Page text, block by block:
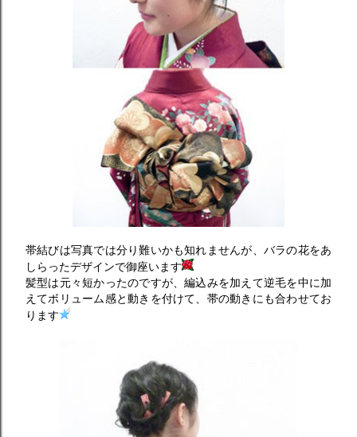
帯結びは写真では分り難いかも知れませんが、バラの花をあ
しらったデザインで御座います
髪型は元々短かったのですが、編込みを加えて逆毛を中に加
えてボリューム感と動きを付けて、帯の動きにも合わせてお
ります